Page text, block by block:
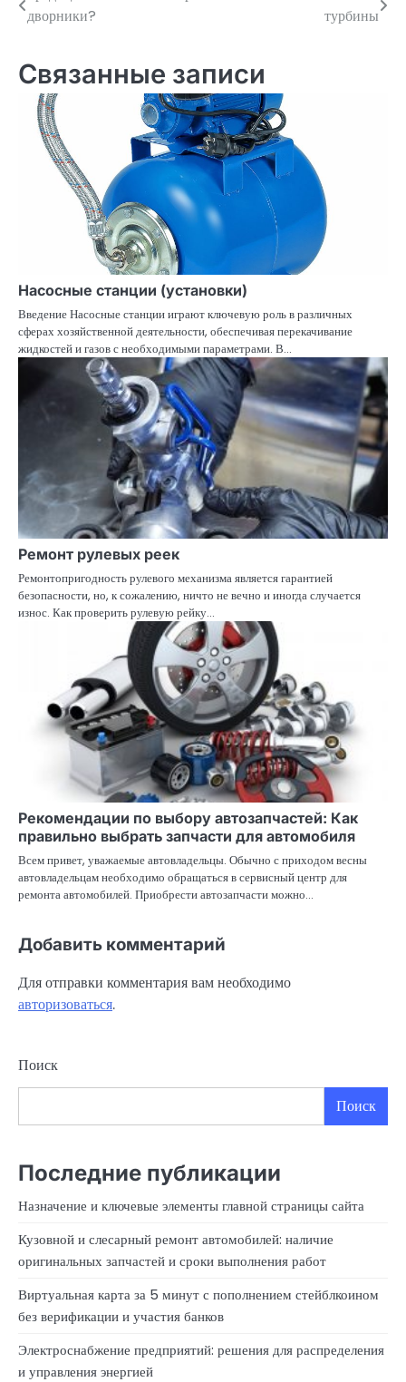
по
записям
дворники?
турбины
Связанные записи
Насосные станции (установки)
Введение Насосные станции играют ключевую роль в различных
сферах хозяйственной деятельности, обеспечивая перекачивание
жидкостей и газов с необходимыми параметрами. В…
Ремонт рулевых реек
Ремонтопригодность рулевого механизма является гарантией
безопасности, но, к сожалению, ничто не вечно и иногда случается
износ. Как проверить рулевую рейку…
Рекомендации по выбору автозапчастей: Как
правильно выбрать запчасти для автомобиля
Всем привет, уважаемые автовладельцы. Обычно с приходом весны
автовладельцам необходимо обращаться в сервисный центр для
ремонта автомобилей. Приобрести автозапчасти можно…
Добавить комментарий
Для отправки комментария вам необходимо
авторизоваться.
Поиск
Поиск
Последние публикации
Назначение и ключевые элементы главной страницы сайта
Кузовной и слесарный ремонт автомобилей: наличие
оригинальных запчастей и сроки выполнения работ
Виртуальная карта за 5 минут с пополнением стейблкоином
без верификации и участия банков
Электроснабжение предприятий: решения для распределения
и управления энергией